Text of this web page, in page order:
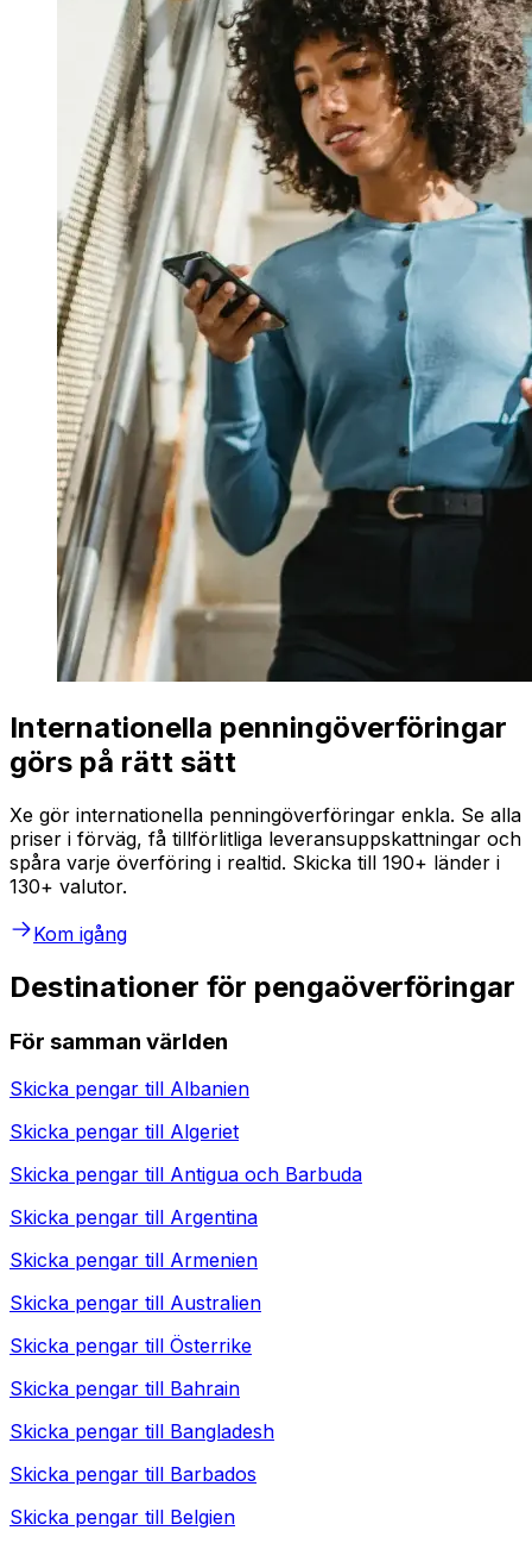
Internationella penningöverföringar
görs på rätt sätt
Xe gör internationella penningöverföringar enkla. Se alla
priser i förväg, få tillförlitliga leveransuppskattningar och
spåra varje överföring i realtid. Skicka till 190+ länder i
130+ valutor.
Kom igång
Destinationer för pengaöverföringar
För samman världen
Skicka pengar till Albanien
Skicka pengar till Algeriet
Skicka pengar till Antigua och Barbuda
Skicka pengar till Argentina
Skicka pengar till Armenien
Skicka pengar till Australien
Skicka pengar till Österrike
Skicka pengar till Bahrain
Skicka pengar till Bangladesh
Skicka pengar till Barbados
Skicka pengar till Belgien